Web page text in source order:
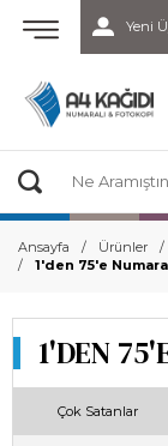
Yeni
Ansayfa Ürünler
1'den 75'e
1'DEN
Çok Satanlar